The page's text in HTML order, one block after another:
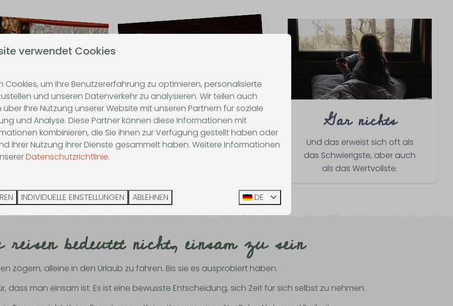
Sie mit
Glas Wein
Sie ein gutes Glas
Wein, während Sie
kochen!
Machen Sie einen
Spaziergang Gar nichts
Und das erweist sich oft als
das Schwierigste, aber auch
als das Wertvollste.
bedeutet nicht, einsam zu sein
zögern, alleine in den Urlaub zu fahren. Bis sie es ausprobiert haben.
dass man einsam ist. Es ist eine bewusste Entscheidung, sich Zeit für sich selbst zu nehmen.
verwendet Cookies
Cookies, um Ihre Benutzererfahrung zu optimieren, personalisierte
und unseren Datenverkehr zu analysieren. Wir teilen auch
Ihre Nutzung unserer Website mit unseren Partnern für soziale
und Analyse. Diese Partner können diese Informationen mit
kombinieren, die Sie ihnen zur Verfügung gestellt haben oder
Ihrer Nutzung ihrer Dienste gesammelt haben. Weitere Informationen
Datenschutzrichtlinie.
INDIVIDUELLE EINSTELLUNGEN ABLEHNEN DE